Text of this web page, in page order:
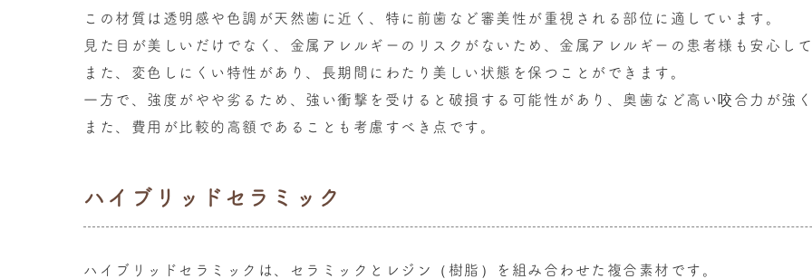
この材質は透明感や色調が天然歯に近く、特に前歯など審美性が重視される部位に適しています。
見た目が美しいだけでなく、金属アレルギーのリスクがないため、金属アレルギーの患者様も安心して
また、変色しにくい特性があり、長期間にわたり美しい状態を保つことができます。
一方で、強度がやや劣るため、強い衝撃を受けると破損する可能性があり、奥歯など高い咬合力が強
また、費用が比較的高額であることも考慮すべき点です。
ハイブリッドセラミック
ハイブリッドセラミックは、セラミックとレジン（樹脂）を組み合わせた複合素材です。